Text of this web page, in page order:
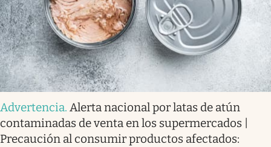
Advertencia. Alerta nacional por latas de atún
contaminadas de venta en los supermercados |
Precaución al consumir productos afectados: